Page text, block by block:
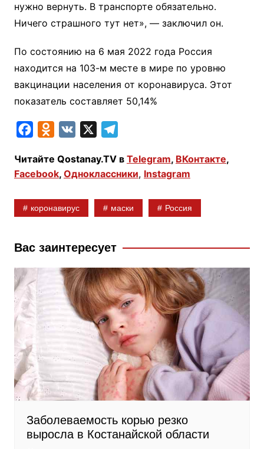
нужно вернуть. В транспорте обязательно.
Ничего страшного тут нет», — заключил он.
По состоянию на 6 мая 2022 года Россия
находится на 103-м месте в мире по уровню
вакцинации населения от коронавируса. Этот
показатель составляет 50,14%
c
e
o
k
n
o
l
s
i
l
e
r
m
Читайте Qostanay.TV в Telegram, ВКонтакте,
Facebook, Одноклассники, Instagram
коронавирус маски Россия
Вас заинтересует
Заболеваемость корью резко
выросла в Костанайской области